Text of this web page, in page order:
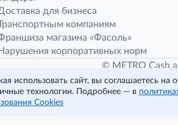
для бизнеса
компаниям
магазина «Фасоль»
Нарушения корпоративных норм
© METRO Cash
Читать
использовать сайт, вы соглашаетесь на
технологии. Подробнее — в
Cookies